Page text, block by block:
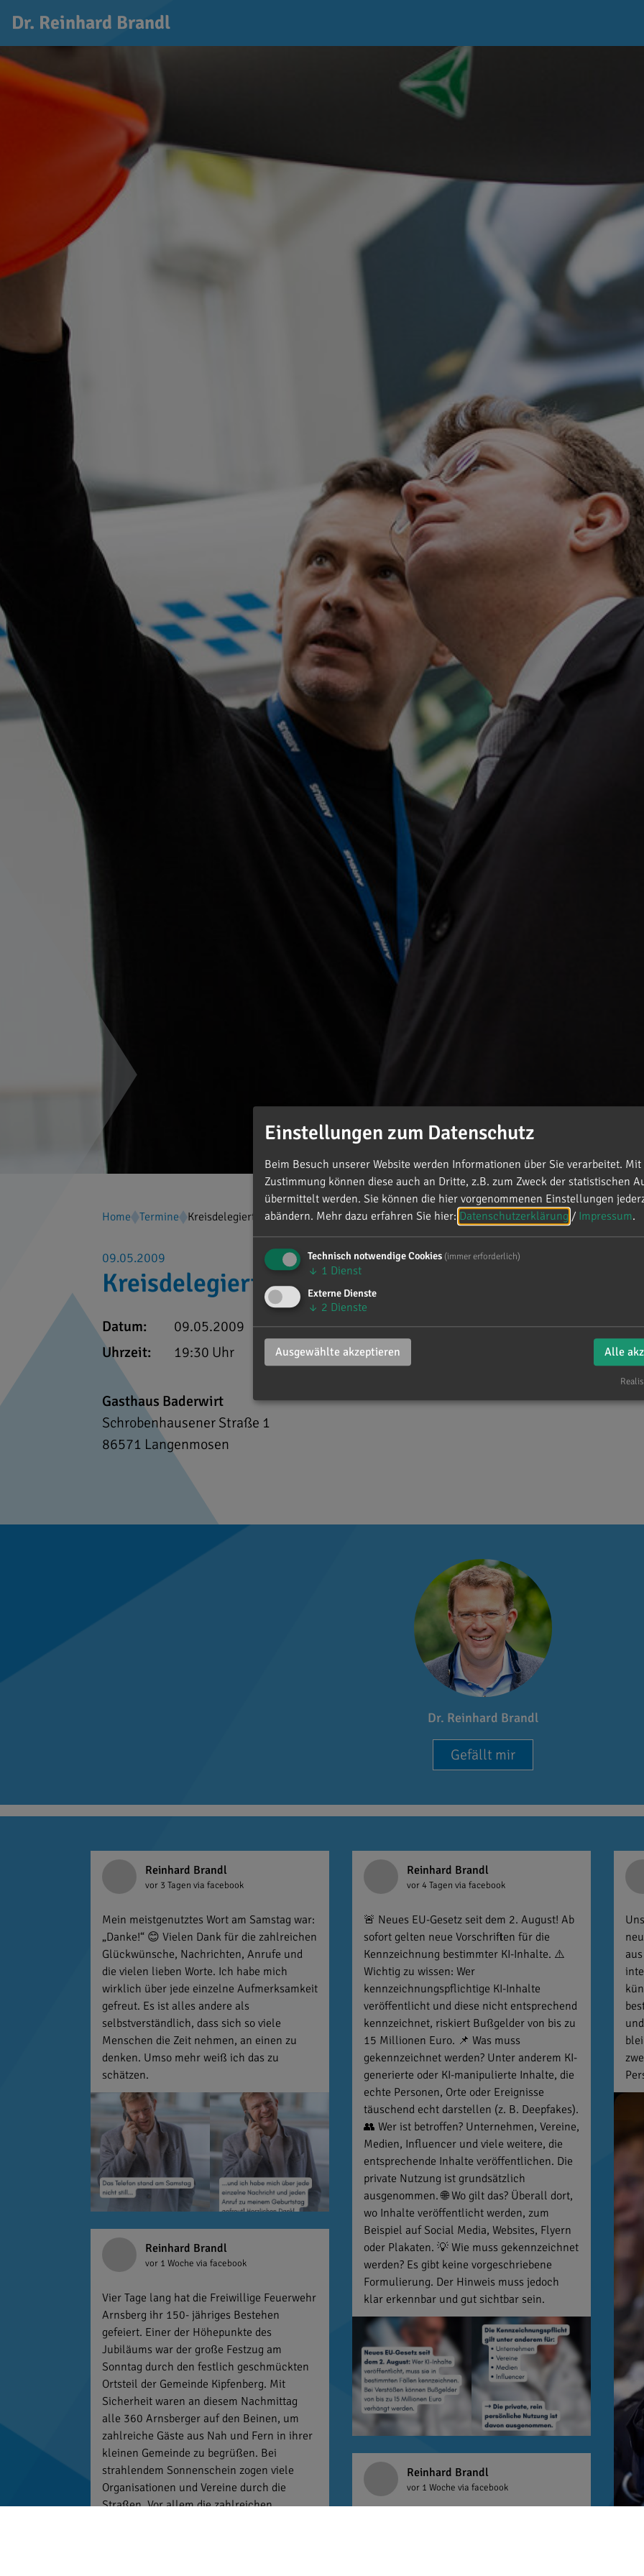
Dr. Reinhard Brandl
Home Termine Kreisdelegiertenversammlung der JU Neuburg/Schrobenhausen
09.05.2009
Kreisdelegiertenversammlung der JU Neuburg/
Datum:
09.05.2009
Uhrzeit:
19:30 Uhr
Gasthaus Baderwirt
Schrobenhausener Straße 1
86571 Langenmosen
Dr. Reinhard Brandl
Gefällt mir
Reinhard Brandl
vor 3 Tagen via facebook
Mein meistgenutztes Wort am Samstag war:
„Danke!“ 😊 Vielen Dank für die zahlreichen
Glückwünsche, Nachrichten, Anrufe und
die vielen lieben Worte. Ich habe mich
wirklich über jede einzelne Aufmerksamkeit
gefreut. Es ist alles andere als
selbstverständlich, dass sich so viele
Menschen die Zeit nehmen, an einen zu
denken. Umso mehr weiß ich das zu
schätzen.
Reinhard Brandl
vor 4 Tagen via facebook
🚨 Neues EU-Gesetz seit dem 2. August! Ab
sofort gelten neue Vorschriften für die
Kennzeichnung bestimmter KI-Inhalte. ⚠️
Wichtig zu wissen: Wer
kennzeichnungspflichtige KI-Inhalte
veröffentlicht und diese nicht entsprechend
kennzeichnet, riskiert Bußgelder von bis zu
15 Millionen Euro. 📌 Was muss
gekennzeichnet werden? Unter anderem KI-
generierte oder KI-manipulierte Inhalte, die
echte Personen, Orte oder Ereignisse
täuschend echt darstellen (z. B. Deepfakes).
👥 Wer ist betroffen? Unternehmen, Vereine,
Medien, Influencer und viele weitere, die
entsprechende Inhalte veröffentlichen. Die
private Nutzung ist grundsätzlich
ausgenommen. 🌐 Wo gilt das? Überall dort,
wo Inhalte veröffentlicht werden, zum
Beispiel auf Social Media, Websites, Flyern
oder Plakaten. 💡 Wie muss gekennzeichnet
werden? Es gibt keine vorgeschriebene
Formulierung. Der Hinweis muss jedoch
klar erkennbar und gut sichtbar sein.
Reinhard Brandl
vor 1 Woche via facebook
Vier Tage lang hat die Freiwillige Feuerwehr
Arnsberg ihr 150- jähriges Bestehen
gefeiert. Einer der Höhepunkte des
Jubiläums war der große Festzug am
Sonntag durch den festlich geschmückten
Ortsteil der Gemeinde Kipfenberg. Mit
Sicherheit waren an diesem Nachmittag
alle 360 Arnsberger auf den Beinen, um
zahlreiche Gäste aus Nah und Fern in ihrer
kleinen Gemeinde zu begrüßen. Bei
strahlendem Sonnenschein zogen viele
Organisationen und Vereine durch die
Straßen. Vor allem die zahlreichen
Reinhard Brandl
vor 1 Woche via facebook
Einstellungen zum Datenschutz
Beim Besuch unserer Website werden Informationen über Sie verarbeitet.
Zustimmung können diese auch an Dritte, z.B. zum Zweck der statistischen
übermittelt werden. Sie können die hier vorgenommenen Einstellungen
abändern. Mehr dazu erfahren Sie hier: Datenschutzerklärung / Impressum.
Technisch notwendige Cookies (immer erforderlich)
↓ 1 Dienst
Externe Dienste
↓ 2 Dienste
Ausgewählte akzeptieren Alle